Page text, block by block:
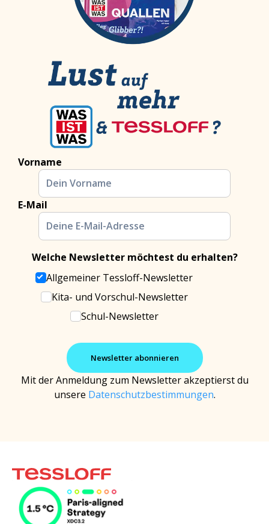
Vorname
E-Mail
Welche Newsletter möchtest du erhalten?
Allgemeiner Tessloff-Newsletter
Kita- und Vorschul-Newsletter
Schul-Newsletter
Mit der Anmeldung zum Newsletter akzeptierst du
unsere Datenschutzbestimmungen.